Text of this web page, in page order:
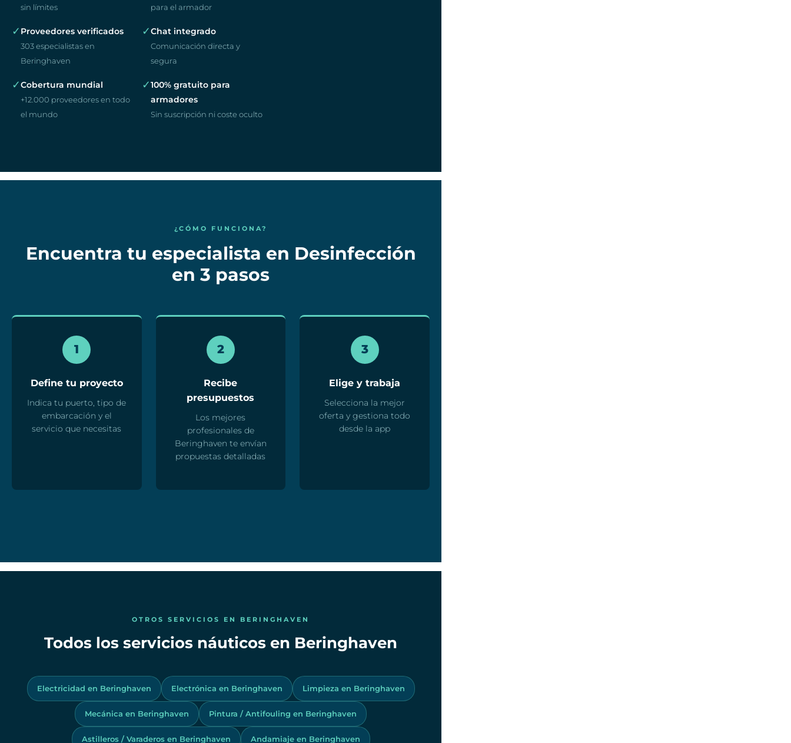
sin límites
para el armador
✓ Proveedores verificados
303 especialistas en
Beringhaven
✓Chat integrado
Comunicación directa y
segura
✓Cobertura mundial
+12.000 proveedores en todo
el mundo
✓100% gratuito para
armadores
Sin suscripción ni coste oculto
¿CÓMO FUNCIONA?
Encuentra tu especialista en Desinfección
en 3 pasos
1
Define tu proyecto
Indica tu puerto, tipo de
embarcación y el
servicio que necesitas
2
Recibe
presupuestos
Los mejores
profesionales de
Beringhaven te envían
propuestas detalladas
3
Elige y trabaja
Selecciona la mejor
oferta y gestiona todo
desde la app
OTROS SERVICIOS EN BERINGHAVEN
Todos los servicios náuticos en Beringhaven
Electricidad en Beringhaven Electrónica en Beringhaven Limpieza en Beringhaven
Mecánica en Beringhaven Pintura / Antifouling en Beringhaven
Astilleros / Varaderos en Beringhaven Andamiaje en Beringhaven